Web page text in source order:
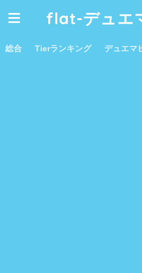
flat-デュエ
総合 Tierランキング デュエマ